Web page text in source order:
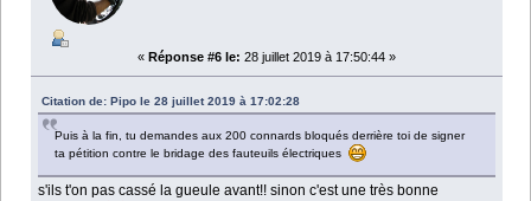
« Réponse #6 le: 28 juillet 2019 à 17:50:44 »
Citation de: Pipo le 28 juillet 2019 à 17:02:28
Puis à la fin, tu demandes aux 200 connards bloqués derrière toi de signer
ta pétition contre le bridage des fauteuils électriques
s'ils t'on pas cassé la gueule avant!! sinon c'est une très bonne